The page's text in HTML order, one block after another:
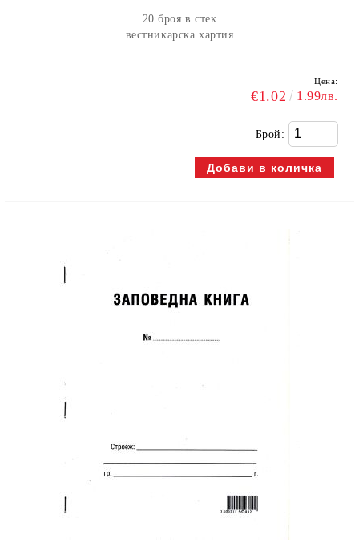
20 броя в стек
вестникарска хартия
Цена:
€1.02 1.99лв.
Брой: